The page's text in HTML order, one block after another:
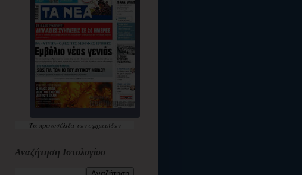
Τα πρωτοσέλιδατων εφημερίδων
Αναζήτηση Ιστολογίου